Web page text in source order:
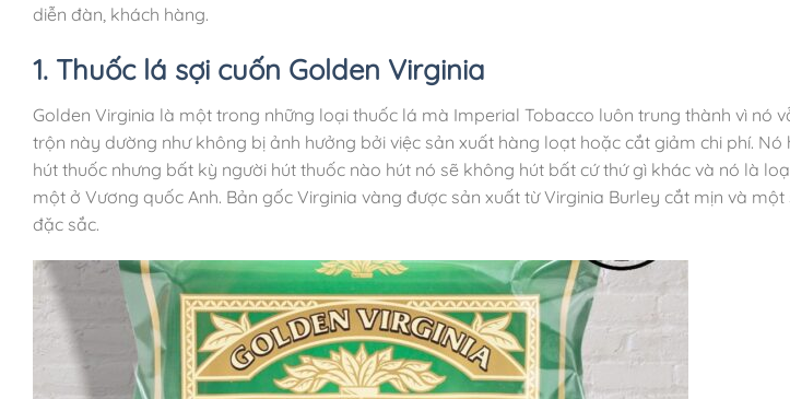
diễn đàn, khách hàng.
1. Thuốc lá sợi cuốn Golden Virginia
Golden Virginia là một trong những loại thuốc lá mà Imperial Tobacco luôn trung thành vì nó
trộn này dường như không bị ảnh hưởng bởi việc sản xuất hàng loạt hoặc cắt giảm chi phí.
hút thuốc nhưng bất kỳ người hút thuốc nào hút nó sẽ không hút bất cứ thứ gì khác và nó là
một ở Vương quốc Anh. Bản gốc Virginia vàng được sản xuất từ Virginia Burley cắt mịn và
đặc sắc.